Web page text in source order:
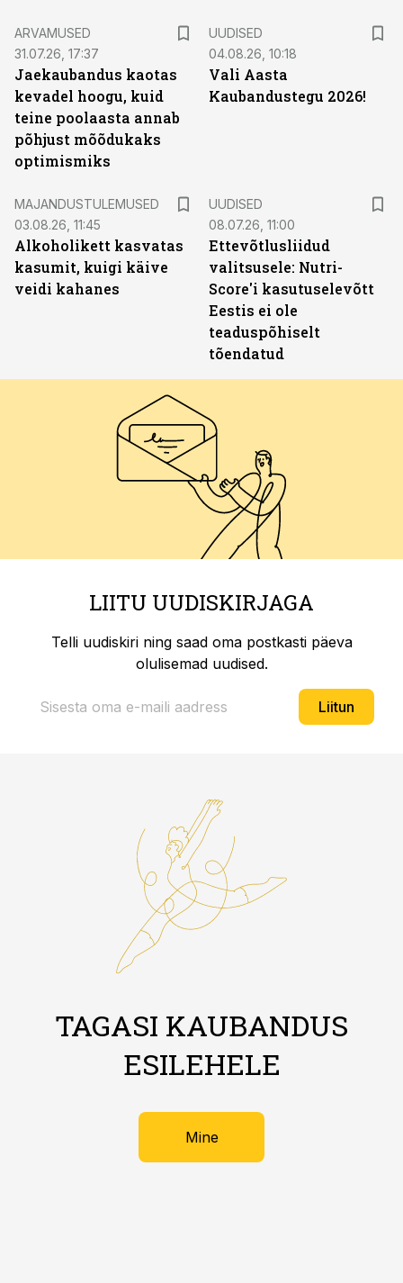
ARVAMUSED
31.07.26, 17:37
Jaekaubandus kaotas
kevadel hoogu, kuid
teine poolaasta annab
põhjust mõõdukaks
optimismiks
UUDISED
04.08.26, 10:18
Vali Aasta
Kaubandustegu 2026!
MAJANDUSTULEMUSED
03.08.26, 11:45
Alkoholikett kasvatas
kasumit, kuigi käive
veidi kahanes
UUDISED
08.07.26, 11:00
Ettevõtlusliidud
valitsusele: Nutri-
Score'i kasutuselevõtt
Eestis ei ole
teaduspõhiselt
tõendatud
LIITU UUDISKIRJAGA
Telli uudiskiri ning saad oma postkasti päeva
olulisemad uudised.
Liitun
TAGASI KAUBANDUS
ESILEHELE
Mine